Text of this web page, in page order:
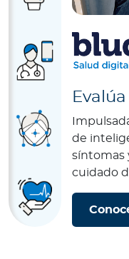
de
síntomas
cuidado